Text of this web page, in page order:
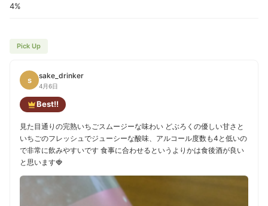
4%
Pick Up
s sake_drinker
4月6日
Best!!
見た目通りの完熟いちごスムージーな味わい どぶろくの優しい甘さと
いちごのフレッシュでジューシーな酸味、アルコール度数も4と低いの
で非常に飲みやすいです 食事に合わせるというよりかは食後酒が良い
と思います🍓